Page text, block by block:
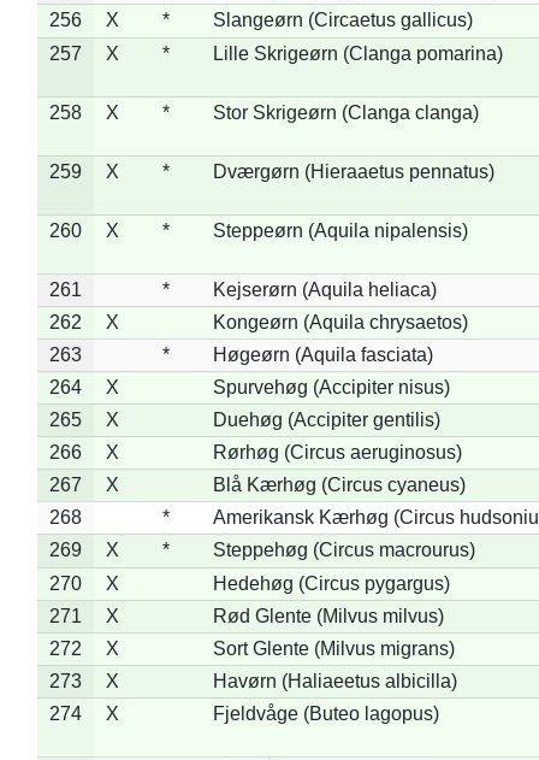
256
X *
Slangeørn (Circaetus gallicus)
257
X * Lille Skrigeørn (Clanga pomarina)
258 X * Stor Skrigeørn (Clanga clanga)
259 X * Dværgørn (Hieraaetus pennatus)
260 X * Steppeørn (Aquila nipalensis)
261 *
Kejserørn (Aquila heliaca)
262
X
Kongeørn (Aquila chrysaetos)
263
*
Høgeørn (Aquila fasciata)
264
X
Spurvehøg (Accipiter nisus)
265
X
Duehøg (Accipiter gentilis)
266
X
Rørhøg (Circus aeruginosus)
267
X
Blå Kærhøg (Circus cyaneus)
268
*
Amerikansk Kærhøg (Circus
269
X *
Steppehøg (Circus macrourus)
270
X
Hedehøg (Circus pygargus)
271
X
Rød Glente (Milvus milvus)
272
X
Sort Glente (Milvus migrans)
273
X
Havørn (Haliaeetus albicilla)
274
X Fjeldvåge (Buteo lagopus)